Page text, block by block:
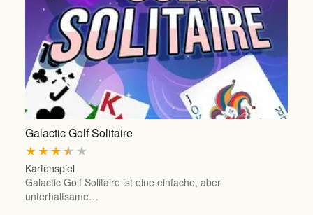
Galactic Golf Solitaire
★
★
★
★
★
Kartenspiel
Galactic Golf Solitaire ist eine einfache, aber
unterhaltsame…